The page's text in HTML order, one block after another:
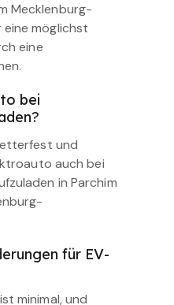
Mecklenburg-
möglichst
eine
bei
und
auch bei
in Parchim
für EV-
minimal, und